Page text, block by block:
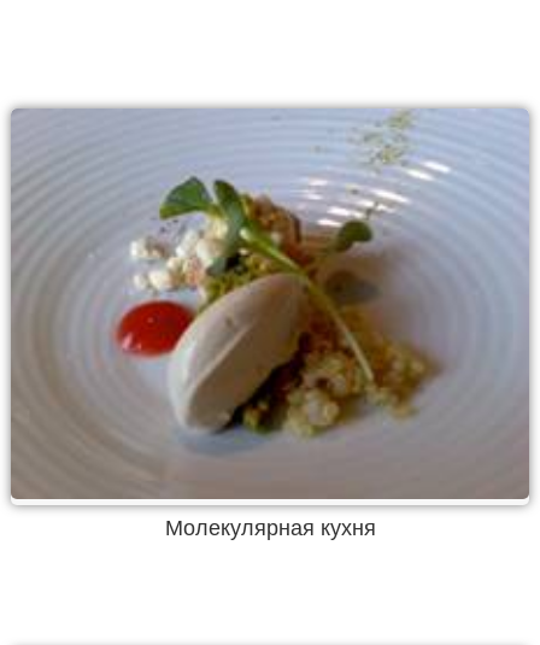
Молекулярная кухня